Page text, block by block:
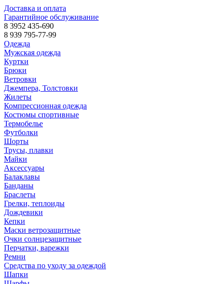
Доставка и оплата
Гарантийное обслуживание
8 3952 435-690
8 939 795-77-99
Одежда
Мужская одежда
Куртки
Брюки
Ветровки
Джемпера, Толстовки
Жилеты
Компрессионная одежда
Костюмы спортивные
Термобелье
Футболки
Шорты
Трусы, плавки
Майки
Аксессуары
Балаклавы
Банданы
Браслеты
Грелки, теплоиды
Дождевики
Кепки
Маски ветрозащитные
Очки солнцезащитные
Перчатки, варежки
Ремни
Средства по уходу за одеждой
Шапки